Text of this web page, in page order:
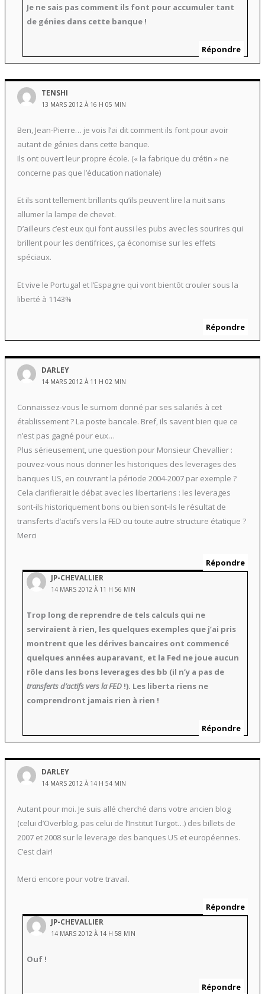
Je ne sais pas comment ils font pour accumuler tant
de génies dans cette banque !
Répondre
TENSHI
13 MARS 2012 À 16 H 05 MIN
Ben, Jean-Pierre… je vois l’ai dit comment ils font pour avoir
autant de génies dans cette banque.
Ils ont ouvert leur propre école. (« la fabrique du crétin » ne
concerne pas que l’éducation nationale)
Et ils sont tellement brillants qu’ils peuvent lire la nuit sans
allumer la lampe de chevet.
D’ailleurs c’est eux qui font aussi les pubs avec les sourires qui
brillent pour les dentifrices, ça économise sur les effets
spéciaux.
Et vive le Portugal et l’Espagne qui vont bientôt crouler sous la
liberté à 1143%
Répondre
DARLEY
14 MARS 2012 À 11 H 02 MIN
Connaissez-vous le surnom donné par ses salariés à cet
établissement ? La poste bancale. Bref, ils savent bien que ce
n’est pas gagné pour eux…
Plus sérieusement, une question pour Monsieur Chevallier :
pouvez-vous nous donner les historiques des leverages des
banques US, en couvrant la période 2004-2007 par exemple ?
Cela clarifierait le débat avec les libertariens : les leverages
sont-ils historiquement bons ou bien sont-ils le résultat de
transferts d’actifs vers la FED ou toute autre structure étatique ?
Merci
Répondre
JP-CHEVALLIER
14 MARS 2012 À 11 H 56 MIN
Trop long de reprendre de tels calculs qui ne
serviraient à rien, les quelques exemples que j’ai pris
montrent que les dérives bancaires ont commencé
quelques années auparavant, et la Fed ne joue aucun
rôle dans les bons leverages des bb (il n’y a pas de
transferts d’actifs vers la FED !). Les liberta riens ne
comprendront jamais rien à rien !
Répondre
DARLEY
14 MARS 2012 À 14 H 54 MIN
Autant pour moi. Je suis allé cherché dans votre ancien blog
(celui d’Overblog, pas celui de l’Institut Turgot…) des billets de
2007 et 2008 sur le leverage des banques US et européennes.
C’est clair!
Merci encore pour votre travail.
Répondre
JP-CHEVALLIER
14 MARS 2012 À 14 H 58 MIN
Ouf !
Répondre